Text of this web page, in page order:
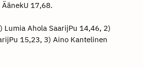
17,68.
Lumia Ahola SaarijPu 14,46, 2)
15,23, 3) Aino Kantelinen